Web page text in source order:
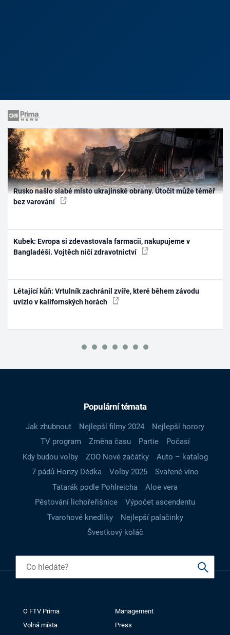
Rusko našlo slabé místo ukrajinské obrany. Útočit může téměř
bez varování
Kubek: Evropa si zdevastovala farmacii, nakupujeme v
Bangladéši. Vojtěch ničí zdravotnictví
Létající kůň: Vrtulník zachránil zvíře, které během závodu
uvízlo v kalifornských horách
Populární témata
Jak zhubnout Nejlepší filmy 2024
Nejlepší horory
TV program
Změna času Partie
Počasí
Kdy budou volby
ZOO Nové začátky
Auto – katalog
7 pádů Honzy Dědka
Volby 2025
Svařené víno
Tatarák podle Pohlreicha
Aloe vera
Pěstování lichořeřišnice
Výpočet ascendentu
Tvarohové knedlíky
Nejlepší palačinky
Švestkový koláč
O FTV Prima
Management
Volná místa
Press